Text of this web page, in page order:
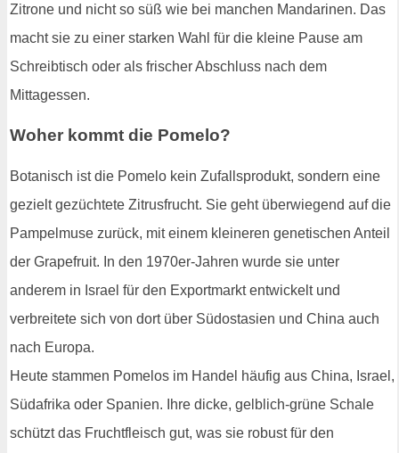
Zitrone und nicht so süß wie bei manchen Mandarinen. Das
macht sie zu einer starken Wahl für die kleine Pause am
Schreibtisch oder als frischer Abschluss nach dem
Mittagessen.
Woher kommt die Pomelo?
Botanisch ist die Pomelo kein Zufallsprodukt, sondern eine
gezielt gezüchtete Zitrusfrucht. Sie geht überwiegend auf die
Pampelmuse zurück, mit einem kleineren genetischen Anteil
der Grapefruit. In den 1970er-Jahren wurde sie unter
anderem in Israel für den Exportmarkt entwickelt und
verbreitete sich von dort über Südostasien und China auch
nach Europa.
Heute stammen Pomelos im Handel häufig aus China, Israel,
Südafrika oder Spanien. Ihre dicke, gelblich-grüne Schale
schützt das Fruchtfleisch gut, was sie robust für den